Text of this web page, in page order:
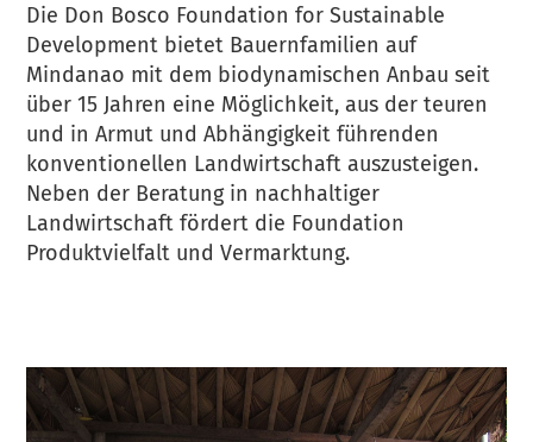
Die Don Bosco Foundation for Sustainable
Development bietet Bauernfamilien auf
Mindanao mit dem biodynamischen Anbau seit
über 15 Jahren eine Möglichkeit, aus der teuren
und in Armut und Abhängigkeit führenden
konventionellen Landwirtschaft auszusteigen.
Neben der Beratung in nachhaltiger
Landwirtschaft fördert die Foundation
Produktvielfalt und Vermarktung.